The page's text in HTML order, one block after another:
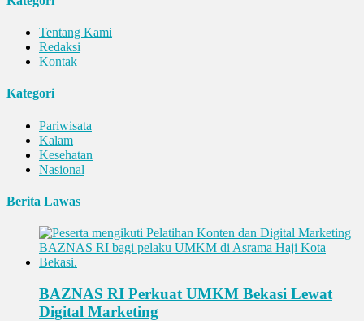
Tentang Kami
Redaksi
Kontak
Kategori
Pariwisata
Kalam
Kesehatan
Nasional
Berita Lawas
BAZNAS RI Perkuat UMKM Bekasi Lewat
Digital Marketing